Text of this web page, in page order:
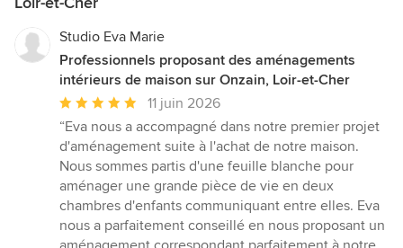
Studio Eva Marie
Professionnels proposant des aménagements
intérieurs de maison sur Onzain, Loir-et-Cher
Note
moyenne
:
5
étoiles
sur
5
11 juin 2026
“Eva nous a accompagné dans notre premier projet
d'aménagement suite à l'achat de notre maison.
Nous sommes partis d'une feuille blanche pour
aménager une grande pièce de vie en deux
chambres d'enfants communiquant entre elles. Eva
nous a parfaitement conseillé en nous proposant un